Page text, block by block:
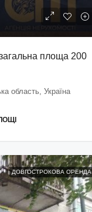
площа 200
область, Україна
ДОВГОСТРОКОВА ОРЕНДА